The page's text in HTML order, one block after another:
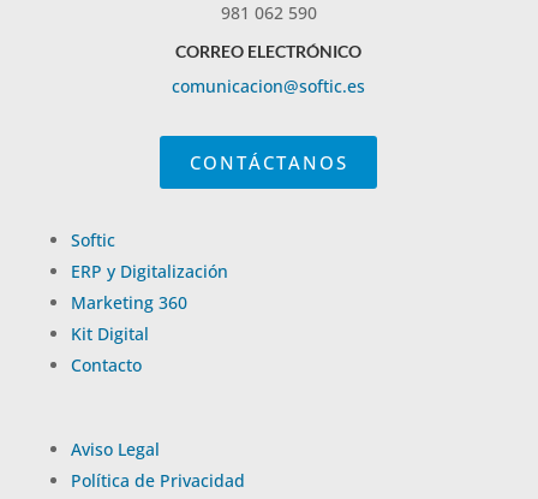
981 062 590
CORREO ELECTRÓNICO
comunicacion@softic.es
CONTÁCTANOS
Softic
ERP y Digitalización
Marketing 360
Kit Digital
Contacto
Aviso Legal
Política de Privacidad